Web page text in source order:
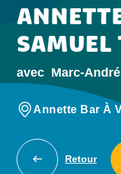
SAMUEL
avec Marc-
Annette Bar À
Retour